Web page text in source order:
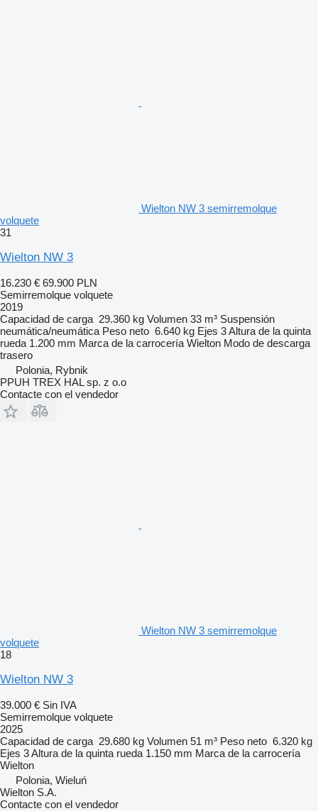
Wielton NW 3 semirremolque
volquete
31
Wielton NW 3
16.230 € 69.900 PLN
Semirremolque volquete
2019
Capacidad de carga 29.360 kg Volumen 33 m³ Suspensión
neumática/neumática Peso neto 6.640 kg Ejes 3Altura de la quinta
rueda 1.200 mm Marca de la carrocería Wielton Modo de descarga
trasero
Polonia, Rybnik
PPUH TREX HAL sp. z o.o
Contacte con el vendedor
Wielton NW 3 semirremolque
volquete
18
Wielton NW 3
39.000 € Sin IVA
Semirremolque volquete
2025
Capacidad de carga 29.680 kg Volumen 51 m³ Peso neto 6.320 kg
Ejes 3Altura de la quinta rueda 1.150 mm Marca de la carrocería
Wielton
Polonia, Wieluń
Wielton S.A.
Contacte con el vendedor